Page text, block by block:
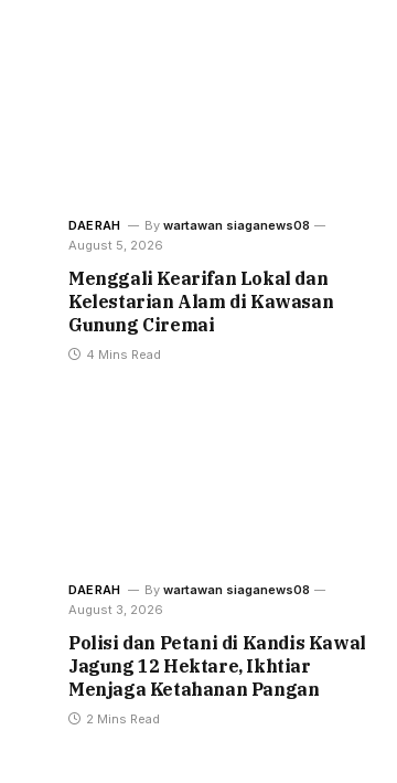
DAERAH By wartawan siaganews08
August 5, 2026
Menggali Kearifan Lokal dan
Kelestarian Alam di Kawasan
Gunung Ciremai
4 Mins Read
DAERAH By wartawan siaganews08
August 3, 2026
Polisi dan Petani di Kandis Kawal
Jagung 12 Hektare, Ikhtiar
Menjaga Ketahanan Pangan
2 Mins Read